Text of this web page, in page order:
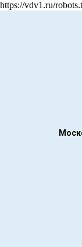
https://vdv1.ru/